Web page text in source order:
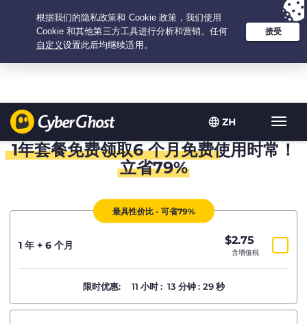
ZH
Your choice:The Best Dealfor 1.5-years at $2.75 /month
1年套餐免费领取6个月免费使用时常！
立省79%
最具性价比 - 可省79%
1 年 + 6 个月 $2.75
含增值税
限时优惠: 11 小时 : 13 分钟 : 29 秒